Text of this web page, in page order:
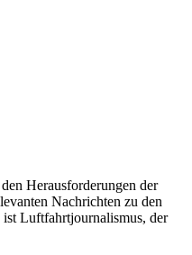
Herausforderungen der
Nachrichten zu den
Luftfahrtjournalismus, der